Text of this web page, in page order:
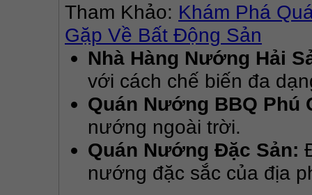
Tham Khảo: Khám Phá
Gặp Về Bất Động Sản
Nhà Hàng Nướng Hải
với cách chế biến đa
Quán Nướng BBQ Phú
nướng ngoài trời.
Quán Nướng Đặc Sản:
nướng đặc sắc của địa